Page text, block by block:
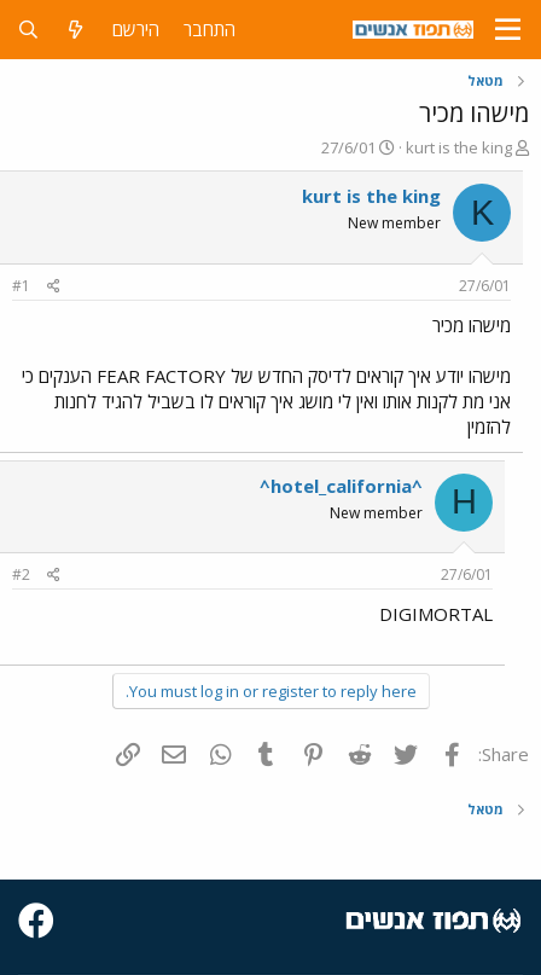
התחבר הירשם
מטאל
מישהו מכיר
פ
ו
ת
ח
ה
ש
א
kurt is the king
פ
ו
ר
ם
27/6/01
K
kurt is the king
New member
27/6/01
#1
מישהו מכיר
מישהו יודע איך קוראים לדיסק החדש של FEAR FACTORY הענקים כי
אני מת לקנות אותו ואין לי מושג איך קוראים לו בשביל להגיד לחנות
להזמין
H
^hotel_california^
New member
27/6/01
#2
DIGIMORTAL
You must log in or register to reply here.
Share: פייסבוק Twitter
Reddit
Pinterest
Tumblr
WhatsAppדואר אלקטרוני
מטאל